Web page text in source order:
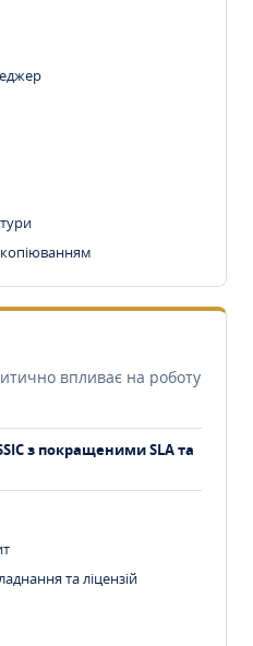
впливає на роботу
з покращеними SLA та
та ліцензій